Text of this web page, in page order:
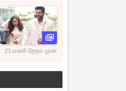
23 மணி நேரம் முன்